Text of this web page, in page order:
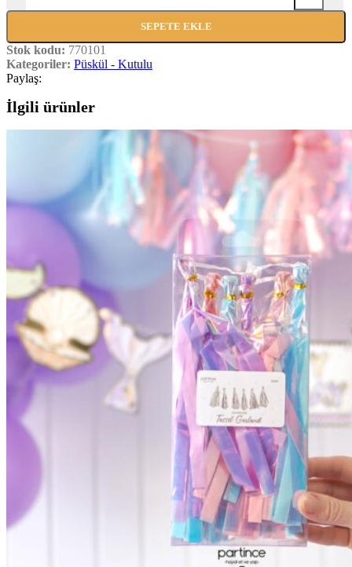
SEPETE EKLE
Stok kodu: 770101
Kategoriler: Püskül - Kutulu
Paylaş:
İlgili ürünler